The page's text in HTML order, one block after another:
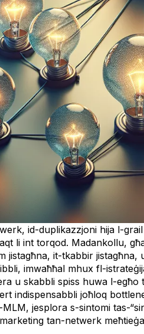
id-duplikazzjoni hija l-
li int torqod. Madankollu,
jistagħna, it-tkabbir
imwaħħal mhux fl-
u skabbli spiss huwa l-
indispensabbli joħloq
jesplora s-sintomi tas-
tan-netwerk